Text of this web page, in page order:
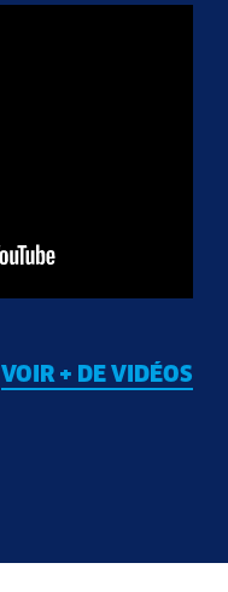
VOIR + DE VIDÉOS